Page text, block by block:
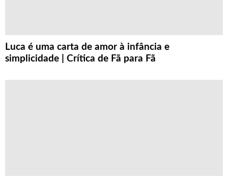
Luca é uma carta de amor à infância e
simplicidade | Crítica de Fã para Fã